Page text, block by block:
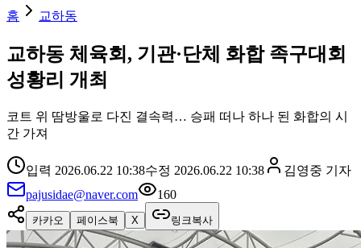
홈 교하동
교하동 체육회, 기관·단체 화합 족구대회
성황리 개최
코트 위 땀방울로 다진 결속력… 승패 떠나 하나 된 화합의 시
간 가져
입력 2026.06.22 10:38수정 2026.06.22 10:38 김영중 기자
pajusidae@naver.com
160
카카오 페이스북 X 링크복사